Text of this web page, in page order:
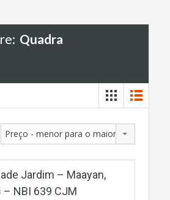
Quadra
Preço - menor para o maior
Jardim – Maayan,
– NBI 639 CJM